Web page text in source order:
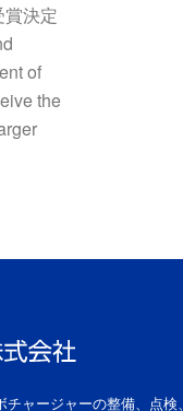
決定
of
the
ャージャーの整備、点検、